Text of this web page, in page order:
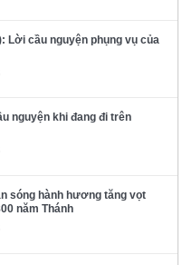
Lời cầu nguyện phụng vụ của
nguyện khi đang đi trên
sóng hành hương tăng vọt
năm Thánh